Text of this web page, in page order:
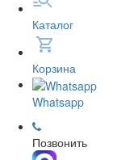
Каталог
Корзина
Whatsapp
Позвонить